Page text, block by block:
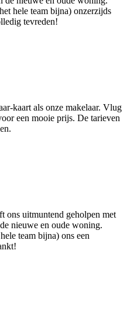
hele team bijna) onzerzijds
tevreden!
kaart als onze makelaar. Vlug
een mooie prijs. De tarieven
ons uitmuntend geholpen met
nieuwe en oude woning.
team bijna) ons een